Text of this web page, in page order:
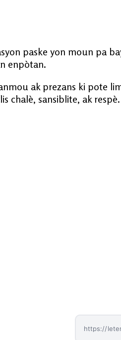
paske yon moun pa
enpòtan.
ak prezans ki pote
chalè, sansiblite, ak